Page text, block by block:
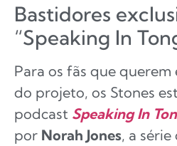
Bastidores
“Speaking In
Para os fãs que
do projeto, os Stones
podcast Speaking In
por Norah Jones, a